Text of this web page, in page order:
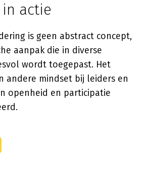
actie
is geen abstract concept,
aanpak die in diverse
wordt toegepast. Het
andere mindset bij leiders en
openheid en participatie